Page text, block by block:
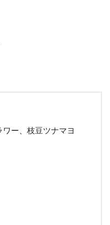
ー、枝豆ツナマヨ